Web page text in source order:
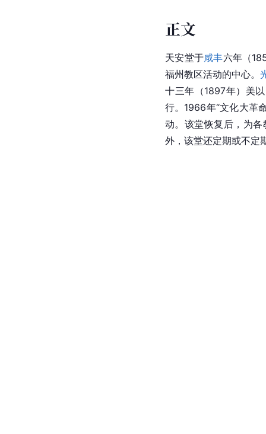
正文
天安堂于咸丰六年（
福州教区活动的中心。
十三年（1897年）美
行。1966年“文化大革
动。该堂恢复后，为
外，该堂还定期或不定